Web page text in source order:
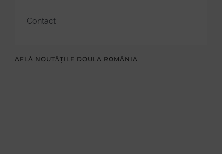
Contact
AFLĂ NOUTĂȚILE DOULA ROMÂNIA